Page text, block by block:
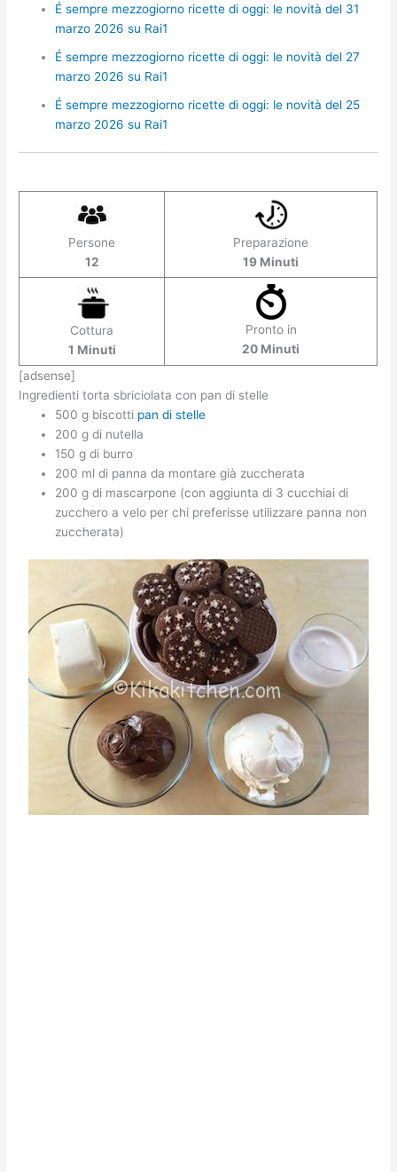
É sempre mezzogiorno ricette di oggi: le novità del 31
marzo 2026 su Rai1
É sempre mezzogiorno ricette di oggi: le novità del 27
marzo 2026 su Rai1
É sempre mezzogiorno ricette di oggi: le novità del 25
marzo 2026 su Rai1
Persone
12
Preparazione
19 Minuti
Cottura
1 Minuti
Pronto in
20 Minuti
[adsense]
Ingredienti torta sbriciolata con pan di stelle
500 g biscotti pan di stelle
200 g di nutella
150 g di burro
200 ml di panna da montare già zuccherata
200 g di mascarpone (con aggiunta di 3 cucchiai di
zucchero a velo per chi preferisse utilizzare panna non
zuccherata)